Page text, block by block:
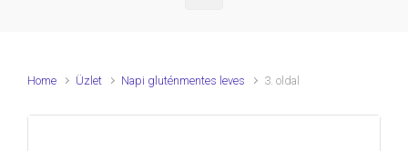
Home Üzlet Napi gluténmentes leves 3. oldal